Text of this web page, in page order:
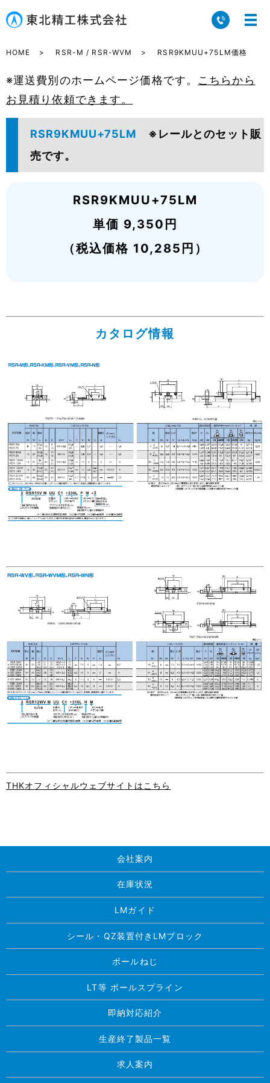
HOME RSR-M / RSR-WVM RSR9KMUU+75LM価格
※運送費別のホームページ価格です。 こちらから
お見積り依頼できます。
RSR9KMUU+75LM ※レールとのセット販
売です。
RSR9KMUU+75LM
単価 9,350円
（税込価格 10,285円）
カタログ情報
THKオフィシャルウェブサイトはこちら
会社案内
在庫状況
LMガイド
シール・QZ装置付きLMブロック
ボールねじ
LT等 ボールスプライン
即納対応紹介
生産終了製品一覧
求人案内